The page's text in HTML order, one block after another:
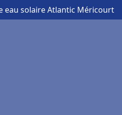
eau solaire Atlantic Méricourt